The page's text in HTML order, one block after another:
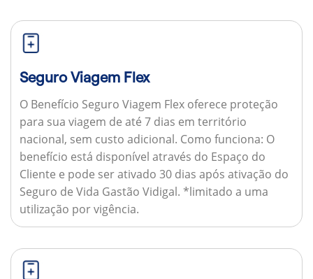
Seguro Viagem Flex
O Benefício Seguro Viagem Flex oferece proteção
para sua viagem de até 7 dias em território
nacional, sem custo adicional. Como funciona: O
benefício está disponível através do Espaço do
Cliente e pode ser ativado 30 dias após ativação do
Seguro de Vida Gastão Vidigal. *limitado a uma
utilização por vigência.